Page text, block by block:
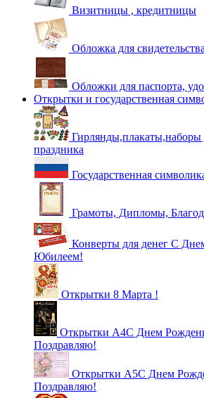
Визитницы , кредитницы
Обложка для
Обложки для паспорта,
Открытки и государственная
Гирлянды,плакаты,наборы
праздника
Государственная
Грамоты, Дипломы,
Конверты для денег С
Юбилеем!
Открытки 8 Марта !
Открытки А4С Днем
Поздравляю!
Открытки А5С Днем
Поздравляю!